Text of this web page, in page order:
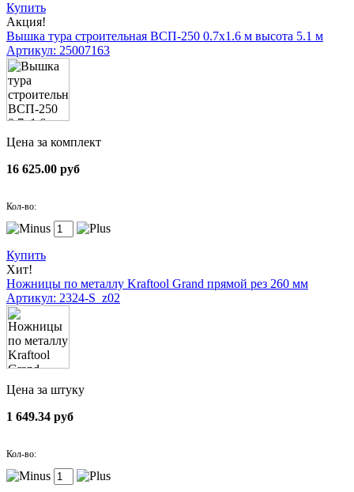
Купить
Акция!
Вышка тура строительная ВСП-250 0.7х1.6 м высота 5.1 м
Артикул: 25007163
Цена за комплект
16 625.00 руб
Кол-во:
Купить
Хит!
Ножницы по металлу Kraftool Grand прямой рез 260 мм
Артикул: 2324-S_z02
Цена за штуку
1 649.34 руб
Кол-во: